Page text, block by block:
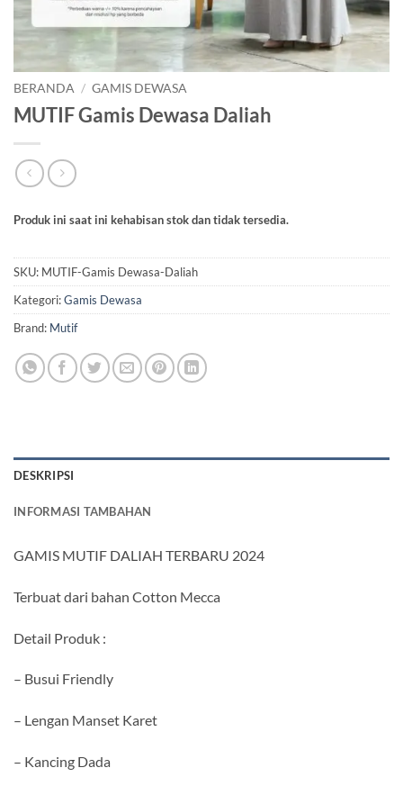
BERANDA / GAMIS DEWASA
MUTIF Gamis Dewasa Daliah
Produk ini saat ini kehabisan stok dan tidak tersedia.
SKU: MUTIF-Gamis Dewasa-Daliah
Kategori:Gamis Dewasa
Brand: Mutif
DESKRIPSI
INFORMASI TAMBAHAN
GAMIS MUTIF DALIAH TERBARU 2024
Terbuat dari bahan Cotton Mecca
Detail Produk :
– Busui Friendly
– Lengan Manset Karet
– Kancing Dada